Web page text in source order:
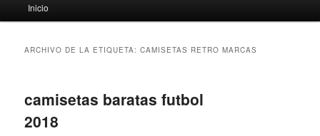
principal
Inicio
ARCHIVO DE LA ETIQUETA:CAMISETAS RETRO MARCAS
camisetas baratas futbol
2018